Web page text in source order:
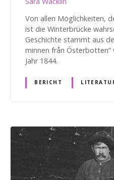
Von allen Möglichkeiten,
ist die Winterbrücke
Geschichte stammt aus
minnen från Österbotten“
Jahr 1844.
BERICHT